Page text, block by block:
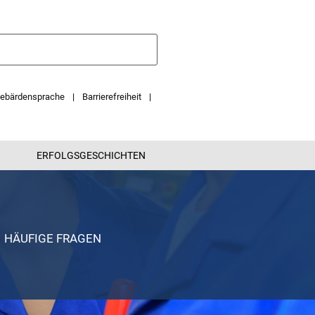
Barrierefreiheit
ERFOLGSGESCHICHTEN
HÄUFIGE FRAGEN